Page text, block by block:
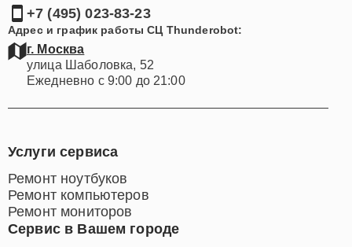
+7 (495) 023-83-23
Адрес и график работы СЦ Thunderobot:
г. Москва
улица Шаболовка, 52
Ежедневно с 9:00 до 21:00
Сервис в Вашем городе
Услуги сервиса
Ремонт ноутбуков
Ремонт компьютеров
Ремонт мониторов